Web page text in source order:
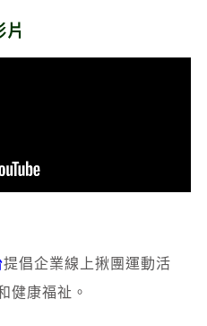
片
提倡企業線上揪團運動活
健康福祉。